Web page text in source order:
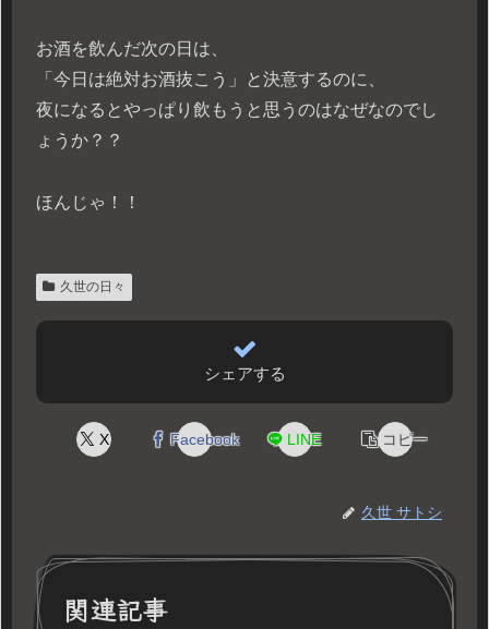
お酒を飲んだ次の日は、
「今日は絶対お酒抜こう」と決意するのに、
夜になるとやっぱり飲もうと思うのはなぜなのでし
ょうか？？
ほんじゃ！！
久世の日々
シェアする
X Facebook LINE コピー
久世 サトシ
関連記事